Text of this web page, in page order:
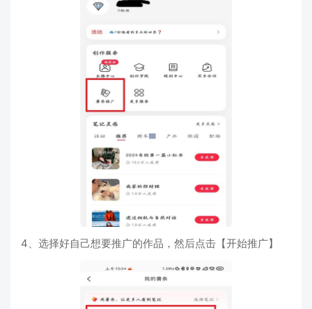
4、选择好自己想要推广的作品，然后点击【开始推广】